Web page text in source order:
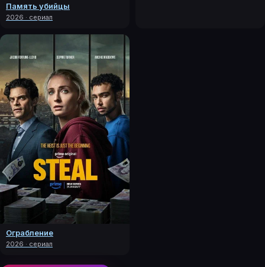
Память убийцы
2026 · сериал
Ограбление
2026 · сериал